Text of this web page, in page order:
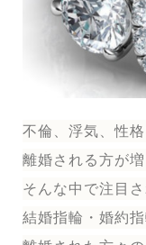
不倫、浮気、性
離婚される方が増
そんな中で注目
結婚指輪 ・婚約